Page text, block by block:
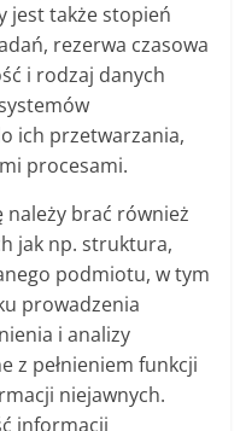
jest także stopień
rezerwa czasowa
i rodzaj danych
ich przetwarzania,
procesami.
należy brać również
jak np. struktura,
podmiotu, w tym
prowadzenia
i analizy
z pełnieniem funkcji
niejawnych.
informacji